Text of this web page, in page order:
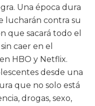
Una época dura
lucharán contra su
que sacará todo el
caer en el
HBO y Netflix.
desde una
que no solo está
drogas, sexo,